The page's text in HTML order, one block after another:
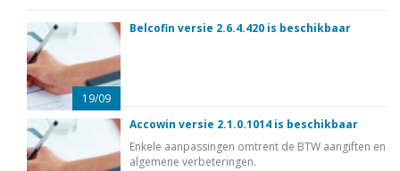
19/09
Belcofin versie 2.6.4.420 is beschikbaar
Accowin versie 2.1.0.1014 is beschikbaar
Enkele aanpassingen omtrent de BTW aangiften en
algemene verbeteringen.